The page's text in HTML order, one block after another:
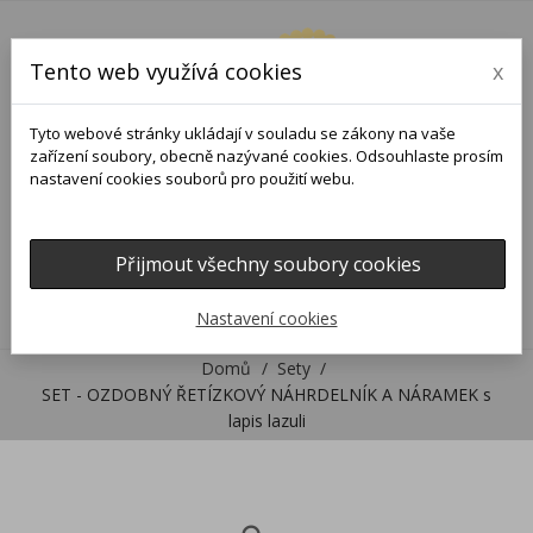
Domů
Sety
SET - OZDOBNÝ ŘETÍZKOVÝ NÁHRDELNÍK A NÁRAMEK s
lapis lazuli
Tento web využívá cookies x
Tyto webové stránky ukládají v souladu se zákony na vaše
zařízení soubory, obecně nazývané cookies. Odsouhlaste prosím
nastavení cookies souborů pro použití webu.
Přijmout všechny soubory cookies
Nastavení cookies